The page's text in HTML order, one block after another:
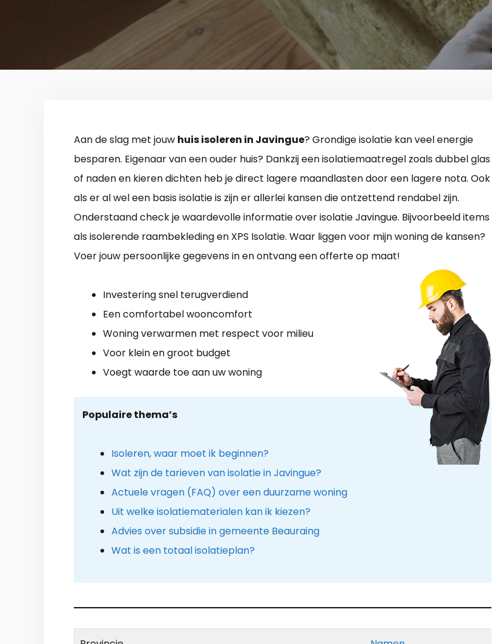
Aan de slag met jouw huis isoleren in Javingue? Grondige isolatie kan veel energie
besparen. Eigenaar van een ouder huis? Dankzij een isolatiemaatregel zoals dubbel glas
of naden en kieren dichten heb je direct lagere maandlasten door een lagere nota. Ook
als er al wel een basis isolatie is zijn er allerlei kansen die ontzettend rendabel zijn.
Onderstaand check je waardevolle informatie over isolatie Javingue. Bijvoorbeeld items
als isolerende raambekleding en XPS Isolatie. Waar liggen voor mijn woning de kansen?
Voer jouw persoonlijke gegevens in en ontvang een offerte op maat!
Investering snel terugverdiend
Een comfortabel wooncomfort
Woning verwarmen met respect voor milieu
Voor klein en groot budget
Voegt waarde toe aan uw woning
Populaire thema’s
Isoleren, waar moet ik beginnen?
Wat zijn de tarieven van isolatie in Javingue?
Actuele vragen (FAQ) over een duurzame woning
Uit welke isolatiematerialen kan ik kiezen?
Advies over subsidie in gemeente Beauraing
Wat is een totaal isolatieplan?